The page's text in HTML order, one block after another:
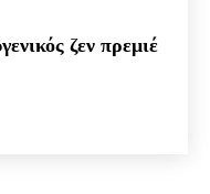
ζεν πρεμιέ